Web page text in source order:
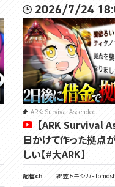
2026/7/24
ARK: Survival Ascended
【ARK Survival
日かけて作った拠点
しい【#大ARK】
配信ch 緋笠トモシカ -